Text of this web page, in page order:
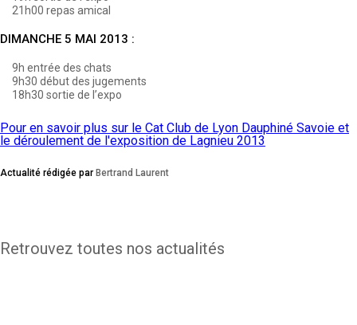
21h00 repas amical
DIMANCHE 5 MAI 2013 :
9h entrée des chats
9h30 début des jugements
18h30 sortie de l’expo
Pour en savoir plus sur le Cat Club de Lyon Dauphiné Savoie et
le déroulement de l'exposition de Lagnieu 2013
Actualité rédigée par Bertrand Laurent
Retrouvez toutes nos actualités